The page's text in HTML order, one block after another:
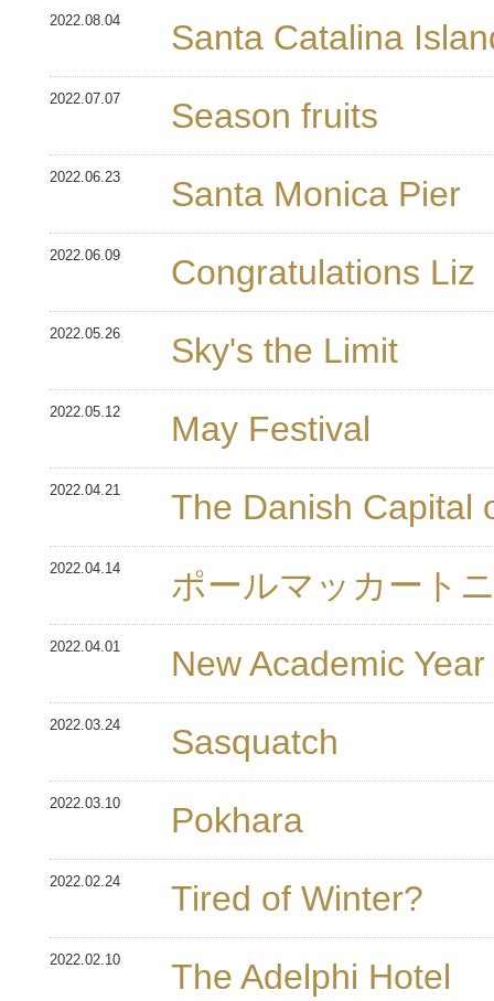
2022.08.04 Santa Catalina
2022.07.07 Season fruits
2022.06.23 Santa Monica Pier
2022.06.09 Congratulations Liz
2022.05.26 Sky's the Limit
2022.05.12 May Festival
2022.04.21 The Danish Capital
2022.04.14 ポールマッカート
2022.04.01 New Academic
2022.03.24 Sasquatch
2022.03.10 Pokhara
2022.02.24 Tired of Winter?
2022.02.10 The Adelphi Hotel